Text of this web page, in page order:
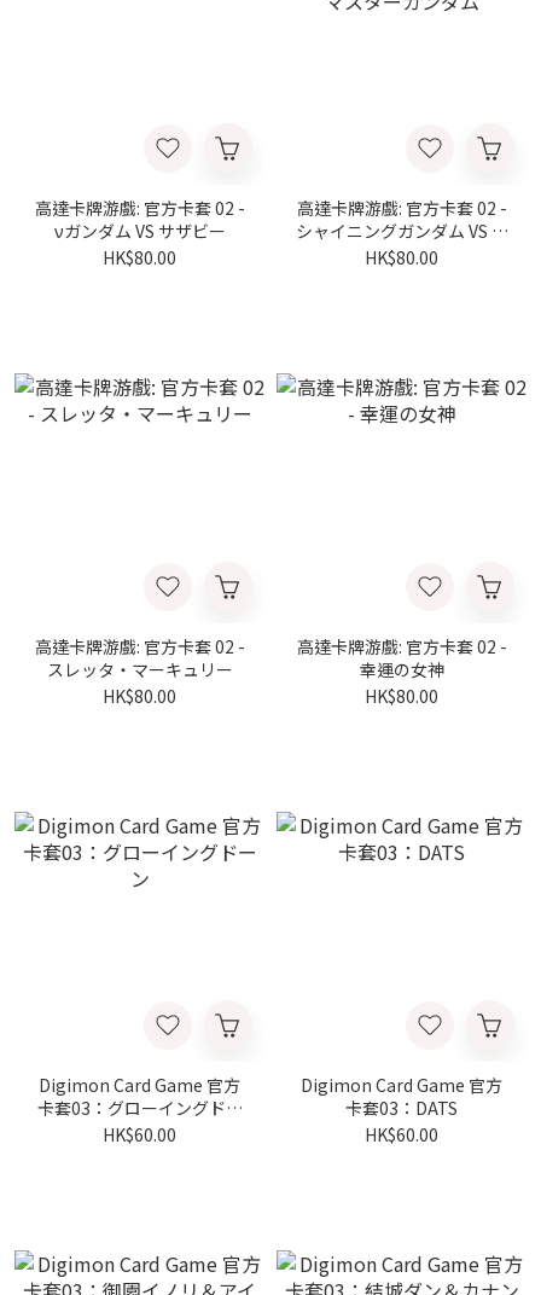
高達卡牌游戲: 官方卡套 02 -
νガンダム VS サザビー
HK$80.00
高達卡牌游戲: 官方卡套 02 -
シャイニングガンダム VS マ
スターガンダム
HK$80.00
高達卡牌游戲: 官方卡套 02 -
スレッタ・マーキュリー
HK$80.00
高達卡牌游戲: 官方卡套 02 -
幸運の女神
HK$80.00
Digimon Card Game 官方
卡套03：グローイングドー
ン
HK$60.00
Digimon Card Game 官方
卡套03：DATS
HK$60.00